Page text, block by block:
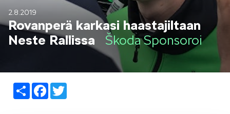
LIFESTYLE
2.8.2019
Rovanperä karkasi haastajiltaan
Neste Rallissa Škoda Sponsoroi
ShareFacebook